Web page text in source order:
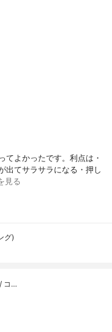
てよかったです。利点は・
出てサラサラになる・押し
見る
グ)
コ…